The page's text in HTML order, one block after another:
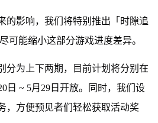
的影响，我们将特别推出「时隙追
可能缩小这部分游戏进度差异。
分为上下两期，目前计划将分别在
日 ~ 5月29日开放。同时，我们设
，方便预见者们轻松获取活动奖